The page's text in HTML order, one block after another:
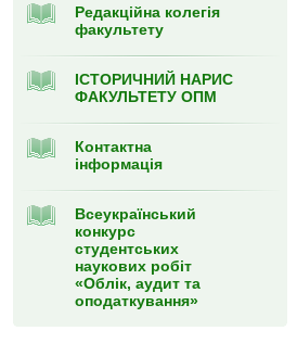
Редакційна колегія
факультету
ІСТОРИЧНИЙ НАРИС
ФАКУЛЬТЕТУ ОПМ
Контактна
інформація
Всеукраїнський
конкурс
студентських
наукових робіт
«Облік, аудит та
оподаткування»